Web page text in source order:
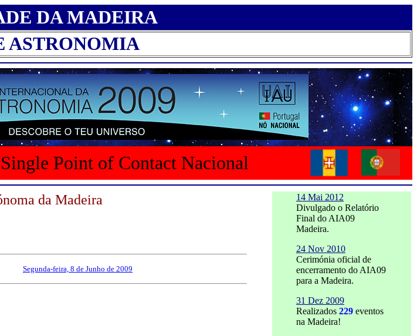
DA MADEIRA
ASTRONOMIA
Point of Contact Nacional
da Madeira
Segunda-feira, 8 de Junho de 2009
14 Mai 2012
Divulgado o Relatório
Final do AIA09
Madeira.
24 Nov 2010
Cerimónia oficial de
encerramento do AIA09
para a Madeira.
31 Dez 2009
Realizados 229 eventos
na Madeira!